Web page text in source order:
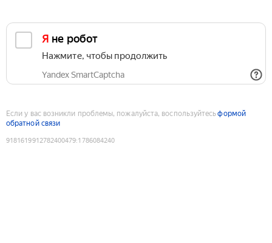
Я не робот
Нажмите, чтобы продолжить
Yandex SmartCaptcha
Если у вас возникли проблемы, пожалуйста, воспользуйтесьформой
обратной связи
9181619912782400479:1786084240